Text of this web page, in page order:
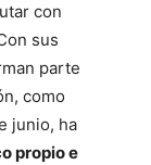
con
sus
parte
como
junio, ha
propio e